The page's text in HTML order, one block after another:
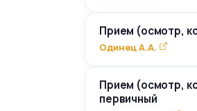
Прием (осмотр,
Одинец А.А.
Прием (осмотр,
первичный